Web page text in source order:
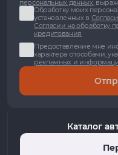
персональных данных,
Обработку моих
установленных в
Согласии на обработку
кредитования
Предоставление мне
характера способами,
рекламных и
Каталог